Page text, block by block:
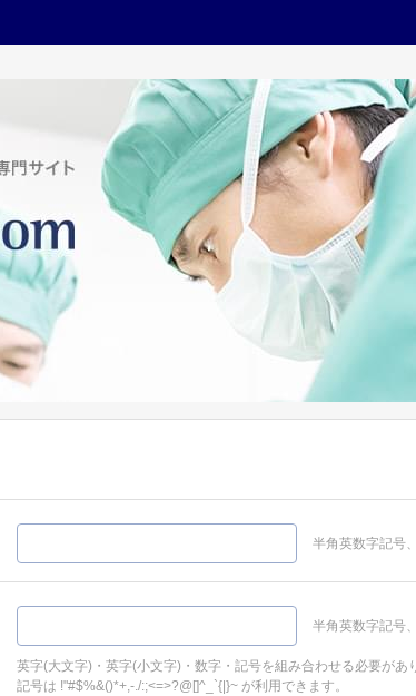
半角英数字記号
半角英数字記号
英字(大文字)・英字(小文字)・数字・記号を組み合わせる必要があ
記号は !"#$%&()*+,-./:;<=>?@[]^_`{|}~ が利用できます。